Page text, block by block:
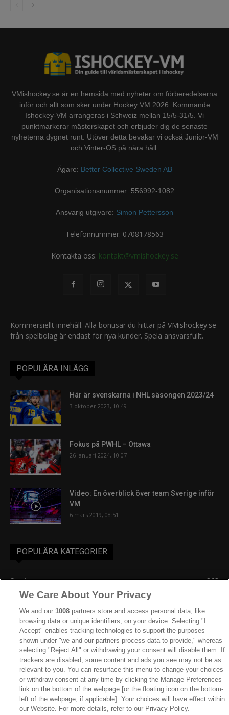
VMishockey.se är en hemsida med nyheter om förberedelserna
inför och allt som sker under Hockey VM 2026. Kommande
Ishockey-VM arrangeras i Schweiz mellan 15/5-31/5. Vi
punktmarkerar mästerskapet och erbjuder dig de senaste
nyheterna dygnet runt. Utöver detta bevakar vi också Junior-VM
och Vinter-OS på nära håll.
Ägare: Better Collective Sweden AB
Organisationsnummer: 556992-1082
Ansvarig utgivare: Simon Pettersson
Telefonnummer: 0708178563
Kontakta oss: kontakt@vmishockey.se
Kommersiellt innehåll. Alla bonusar du hittar på VMishockey.se
från spelbolag är endast för nya kunder. Spela ansvarsfullt.
POPULÄRA INLÄGG
Här är svenskarna i NHL säsongen 2023/24
3 oktober 2023, 10:49
Fokus på PWHL – Ottawa
26 januari 2024, 10:07
Video: En överblick över team Sverige inför
VM
6 mars 2019, 08:51
POPULÄRA KATEGORIER
Sverige
863
Ishockey-VM
IIHF
JVM
Kanada
207
Dam VM
187
Finland
181
Video
179
Ishockey-OS
175
We Care About Your Privacy
We and our1008 partners store and access personal data, like
browsing data or unique identifiers, on your device. Selecting "I
Accept" enables tracking technologies to support the purposes
shown under "we and our partners process data to provide," whereas
selecting "Reject All" or withdrawing your consent will disable them. If
trackers are disabled, some content and ads you see may not be as
relevant to you. You can resurface this menu to change your choices
or withdraw consent at any time by clicking the Manage Preferences
link on the bottom of the webpage [or the floating icon on the bottom-
left of the webpage, if applicable]. Your choices will have effect within
our Website. For more details, refer to our Privacy Policy.